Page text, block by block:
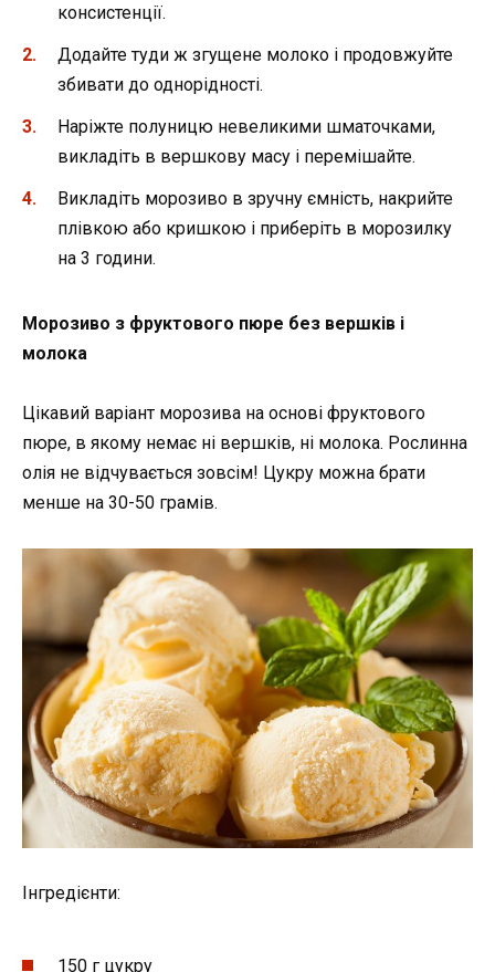
консистенції.
Додайте туди ж згущене молоко і продовжуйте
збивати до однорідності.
Наріжте полуницю невеликими шматочками,
викладіть в вершкову масу і перемішайте.
Викладіть морозиво в зручну ємність, накрийте
плівкою або кришкою і приберіть в морозилку
на 3 години.
Морозиво з фруктового пюре без вершків і
молока
Цікавий варіант морозива на основі фруктового
пюре, в якому немає ні вершків, ні молока. Рослинна
олія не відчувається зовсім! Цукру можна брати
менше на 30-50 грамів.
Інгредієнти:
150 г цукру